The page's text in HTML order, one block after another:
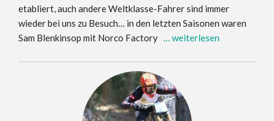
etabliert, auch andere Weltklasse-Fahrer sind immer
wieder bei uns zu Besuch… in den letzten Saisonen waren
Sam Blenkinsop mit Norco Factory … weiterlesen